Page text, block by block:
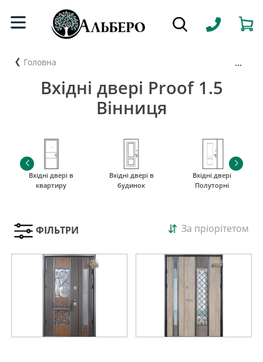
Головна ...
Вхідні двері Proof 1.5
Вінниця
Вхідні двері в
квартиру
Вхідні двері в
будинок
Вхідні двері
Полуторні
ФІЛЬТРИ За пріорітетом